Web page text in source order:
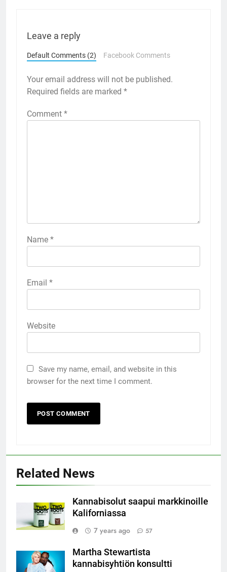
Leave a reply
Default Comments (2) Facebook Comments
Your email address will not be published.
Required fields are marked *
Comment *
Name *
Email *
Website
Save my name, email, and website in this
browser for the next time I comment.
Related News
Kannabisolut saapui markkinoille
Kaliforniassa
7 years ago
57
Martha Stewartista
kannabisyhtiön konsultti